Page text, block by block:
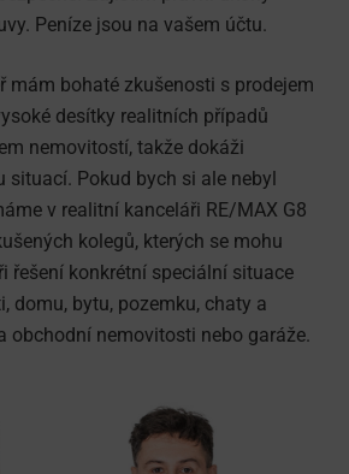
Peníze jsou na vašem účtu.
mám bohaté zkušenosti s prodejem
desítky realitních případů
nemovitostí, takže dokáži
situací. Pokud bych si ale nebyl
v realitní kanceláři RE/MAX G8
kolegů, kterých se mohu
řešení konkrétní speciální situace
domu, bytu, pozemku, chaty a
obchodní nemovitosti nebo garáže.